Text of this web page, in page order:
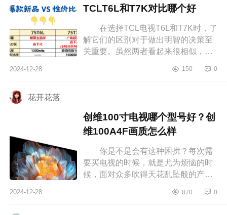
TCLT6L和T7K对比哪个好
在选择TCL电视T6L和T7K时，了
解它们的区别对于做出明智的决策至
关重要。虽然两者看起来很相似，但
会影响你最终的使用体验。下面小编
2024-12-28 150 0
花开花落
创维100寸电视哪个型号好？创
维100A4F画质怎么样
你是不是会有这种困扰？每次需
要买电视的时候，就是尤为烦恼的时
候，面对众多吹得天花乱坠般的产
容易让人犯难，想着会不会还有更划
2024-12-28 870 0